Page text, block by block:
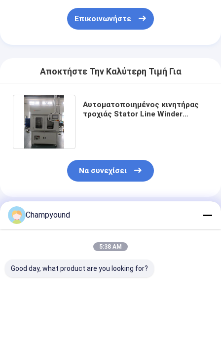
Επικοινωνήστε
Αποκτήστε Την Καλύτερη Τιμή Για
Αυτοματοποιημένος κινητήρας
τροχιάς Stator Line Winder
Να συνεχίσει
Συνιστώμενα Προϊόντα
Champyound
5:38 AM
Good day, what product are you looking for?